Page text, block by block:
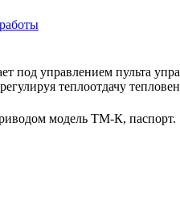
под управлением пульта
теплоотдачу
модель ТМ-К, паспорт.